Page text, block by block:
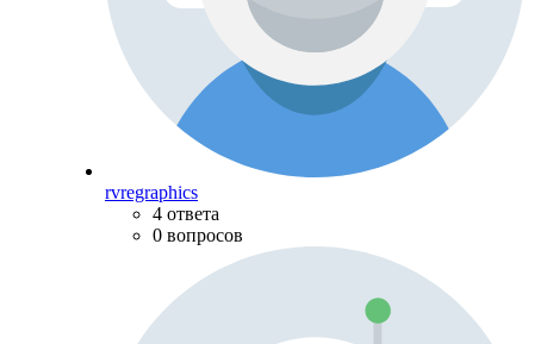
rvregraphics
4 ответа
0 вопросов